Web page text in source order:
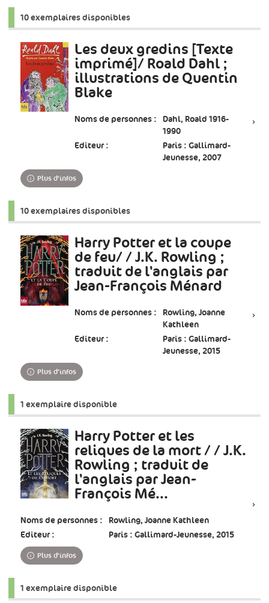
10 exemplaires disponibles
Les deux gredins [Texte
imprimé]/ Roald Dahl ;
illustrations de Quentin
Blake
Noms de personnes :
Dahl, Roald 1916-
1990
Editeur :
Paris : Gallimard-
Jeunesse, 2007
Plus d'infos
10 exemplaires disponibles
Harry Potter et la coupe
de feu/ / J.K. Rowling ;
traduit de l'anglais par
Jean-François Ménard
Noms de personnes :
Rowling, Joanne
Kathleen
Editeur :
Paris : Gallimard-
Jeunesse, 2015
Plus d'infos
1 exemplaire disponible
Harry Potter et les
reliques de la mort / / J.K.
Rowling ; traduit de
l'anglais par Jean-
François Mé...
Noms de personnes :
Rowling, Joanne Kathleen
Editeur :
Paris : Gallimard-Jeunesse, 2015
Plus d'infos
1 exemplaire disponible